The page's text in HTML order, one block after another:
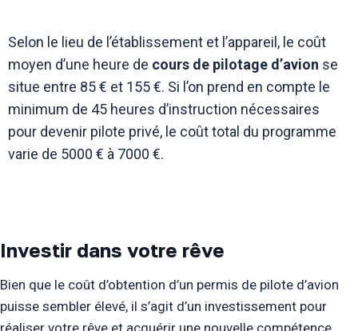
Selon le lieu de l’établissement et l’appareil, le coût
moyen d’une heure de cours de pilotage d’avion se
situe entre 85 € et 155 €. Si l’on prend en compte le
minimum de 45 heures d’instruction nécessaires
pour devenir pilote privé, le coût total du programme
varie de 5000 € à 7000 €.
Investir dans votre rêve
Bien que le coût d’obtention d’un permis de pilote d’avion
puisse sembler élevé, il s’agit d’un investissement pour